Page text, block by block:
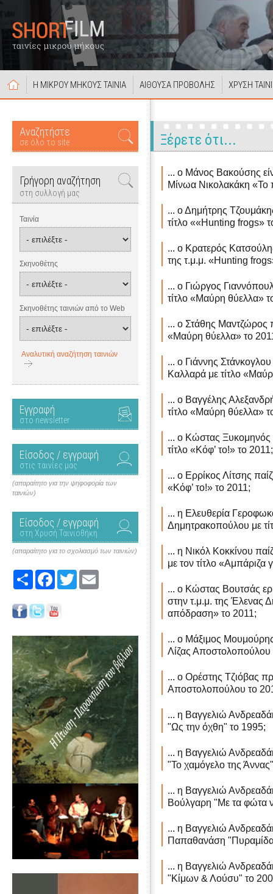
Η ΜΙΚΡΟΥ ΜΗΚΟΥΣ ΤΑΙΝΙΑ ΑΙΘΟΥΣΑ ΠΡΟΒΟΛΗΣ ΧΡΥΣΗ
Αναζητήστε
σε όλο το site
Γρήγορη αναζήτηση
στη συλλογή μας
Ταινία
Σκηνοθέτης
Σκηνοθέτης ταινιών από το Web
Αναλυτική αναζήτηση ταινιών
Εγγραφή
στο newsletter
Είσοδος / εγγραφή
στις ταινίες μας
(απαραίτητο για την ψηφοφορία των
ταινιών)
Είσοδος / εγγραφή
στη Χρυσή Ταινιοθήκη
(απαραίτητο για το σχολιασμό των ταινιών)
Share FacebookTwitter
Ξέρετε ότι...
... ο Μάνος Βακούσης
Μίνωα Νικολακάκη «Το
... ο Δημήτρης
τίτλο ««Hunting frogs»
... ο Κρατερός
της τ.μ.μ. «Hunting
... ο Γιώργος
τίτλο «Μαύρη θύελλα»
... ο Στάθης Μαντζώρος
«Μαύρη θύελλα» το
... ο Γιάννης
Καλλαρά με τίτλο
... ο Βαγγέλης
τίτλο «Μαύρη θύελλα»
... ο Κώστας Ξυκομηνός
τίτλο «Κόφ’ το!» το 2011;
... ο Ερρίκος Λίτσης
«Κόφ’ το!» το 2011;
... η Ελευθερία
Δημητρακοπούλου με
... η Νικόλ Κοκκίνου
με τον τίτλο
... ο Κώστας Βουτσάς
στην τ.μ.μ. της Έλενας
απόδραση» το 2011;
... ο Μάξιμος
Λίζας Αποστολοπούλου
... ο Ορέστης Τζιόβας
Αποστολοπούλου το
... η Βαγγελιώ
"Ως την όχθη" το 1995;
... η Βαγγελιώ
"Το χαμόγελο της
... η Βαγγελιώ
Βούλγαρη "Με τα φώτα
... η Βαγγελιώ
Παπαθανάση
... η Βαγγελιώ
"Κίμων & Λούσυ" το